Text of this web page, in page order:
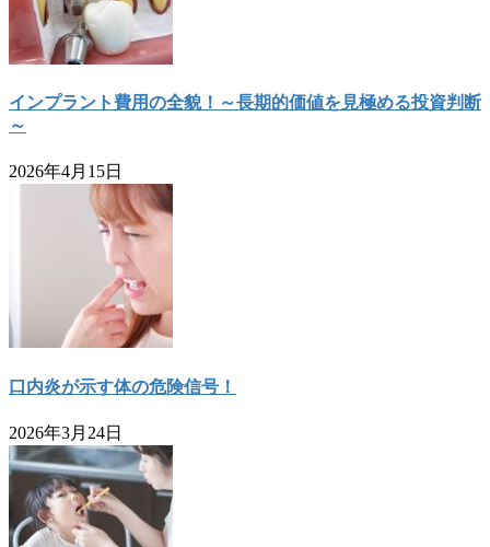
インプラント費用の全貌！～長期的価値を見極める投資判断
～
2026年4月15日
口内炎が示す体の危険信号！
2026年3月24日